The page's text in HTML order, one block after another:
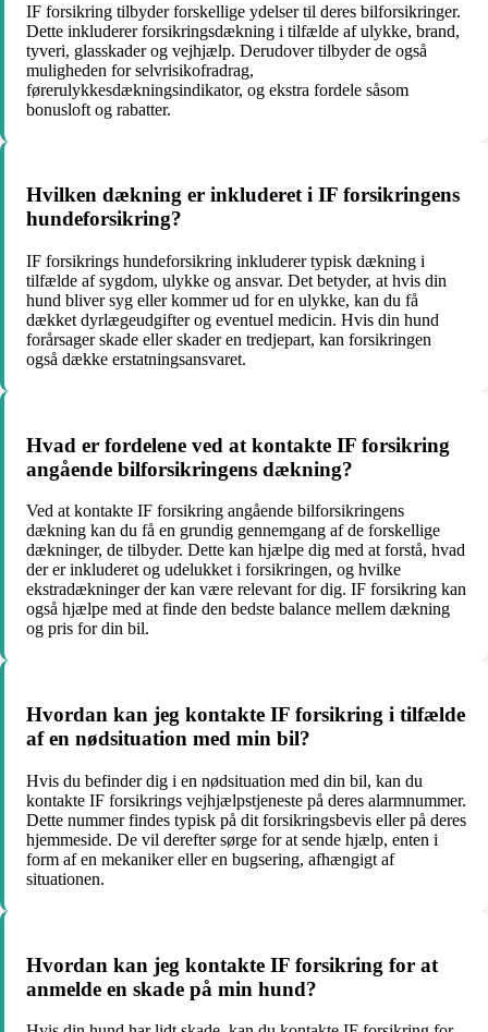
IF forsikring tilbyder forskellige ydelser til deres bilforsikringer.
Dette inkluderer forsikringsdækning i tilfælde af ulykke, brand,
tyveri, glasskader og vejhjælp. Derudover tilbyder de også
muligheden for selvrisikofradrag,
førerulykkesdækningsindikator, og ekstra fordele såsom
bonusloft og rabatter.
Hvilken dækning er inkluderet i IF forsikringens
hundeforsikring?
IF forsikrings hundeforsikring inkluderer typisk dækning i
tilfælde af sygdom, ulykke og ansvar. Det betyder, at hvis din
hund bliver syg eller kommer ud for en ulykke, kan du få
dækket dyrlægeudgifter og eventuel medicin. Hvis din hund
forårsager skade eller skader en tredjepart, kan forsikringen
også dække erstatningsansvaret.
Hvad er fordelene ved at kontakte IF forsikring
angående bilforsikringens dækning?
Ved at kontakte IF forsikring angående bilforsikringens
dækning kan du få en grundig gennemgang af de forskellige
dækninger, de tilbyder. Dette kan hjælpe dig med at forstå, hvad
der er inkluderet og udelukket i forsikringen, og hvilke
ekstradækninger der kan være relevant for dig. IF forsikring kan
også hjælpe med at finde den bedste balance mellem dækning
og pris for din bil.
Hvordan kan jeg kontakte IF forsikring i tilfælde
af en nødsituation med min bil?
Hvis du befinder dig i en nødsituation med din bil, kan du
kontakte IF forsikrings vejhjælpstjeneste på deres alarmnummer.
Dette nummer findes typisk på dit forsikringsbevis eller på deres
hjemmeside. De vil derefter sørge for at sende hjælp, enten i
form af en mekaniker eller en bugsering, afhængigt af
situationen.
Hvordan kan jeg kontakte IF forsikring for at
anmelde en skade på min hund?